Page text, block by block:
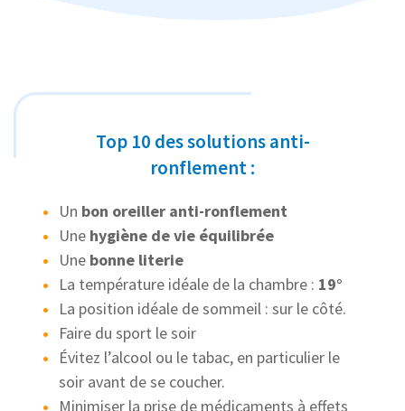
Top 10 des solutions anti-
ronflement :
Un bon oreiller anti-ronflement
Une hygiène de vie équilibrée
Une bonne literie
La température idéale de la chambre : 19°
La position idéale de sommeil : sur le côté.
Faire du sport le soir
Évitez l’alcool ou le tabac, en particulier le
soir avant de se coucher.
Minimiser la prise de médicaments à effets